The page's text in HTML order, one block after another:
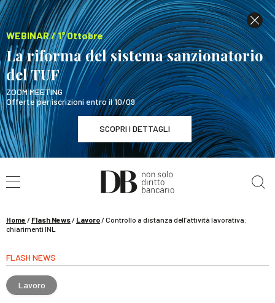
WEBINAR / 1° Ottobre
La riforma del sistema sanzionatorio
del TUF
ZOOM MEETING
Offerte per iscrizioni entro il 10/09
SCOPRI I DETTAGLI
WEBINAR / 1° Ottobre
La riforma del sistema sanzionatorio del TUF
Home / Flash News/ Lavoro/Controllo a distanza dell’attività lavorativa:
chiarimenti INL
FLASH NEWS
Lavoro